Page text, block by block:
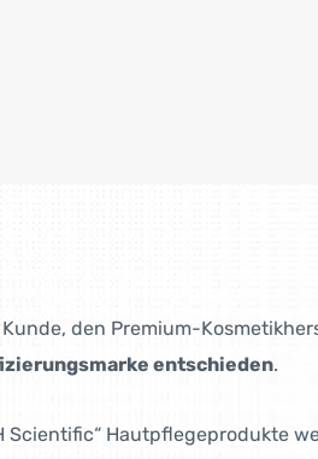
den Premium-
entschieden.
Scientific“ Hautpflegeprodukte